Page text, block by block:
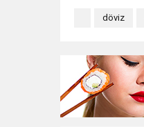
döviz